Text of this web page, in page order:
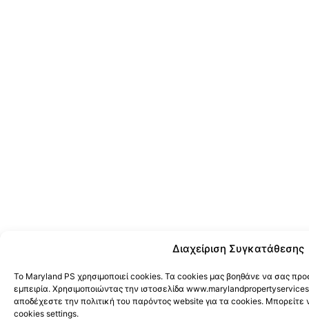
Διαχείριση Συγκατάθεσης
Το Maryland PS χρησιμοποιεί cookies. Τα cookies μας βοηθάνε να σας
εμπειρία. Χρησιμοποιώντας την ιστοσελίδα
αποδέχεστε την πολιτική του παρόντος website για τα cookies. Μπορείτε
cookies settings.